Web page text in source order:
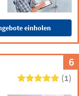
einholen
6
(1)